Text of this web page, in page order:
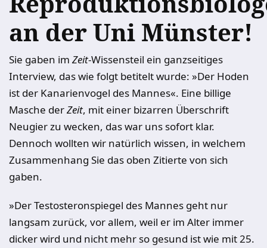
an der Uni Münster!
Sie gaben im Zeit-Wissensteil ein ganzseitiges
Interview, das wie folgt betitelt wurde: »Der Hoden
ist der Kanarienvogel des Mannes«. Eine billige
Masche derZeit, mit einer bizarren Überschrift
Neugier zu wecken, das war uns sofort klar.
Dennoch wollten wir natürlich wissen, in welchem
Zusammenhang Sie das oben Zitierte von sich
gaben.
»Der Testosteronspiegel des Mannes geht nur
langsam zurück, vor allem, weil er im Alter immer
dicker wird und nicht mehr so gesund ist wie mit 25.